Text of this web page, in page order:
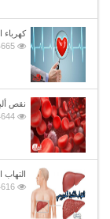
كهرباء
4665
نقص
4644
التهاب
4616